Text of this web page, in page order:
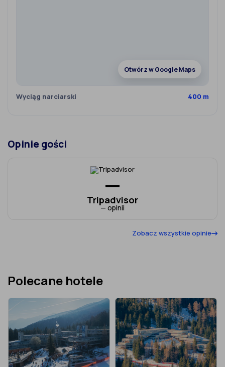
Otwórz w Google Maps
Wyciąg narciarski 400 m
Opinie gości
—
Tripadvisor
— opinii
Zobacz wszystkie opinie
Polecane hotele